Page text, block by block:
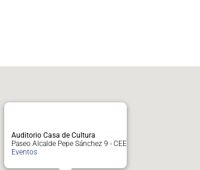
Auditorio Casa de Cultura
Paseo Alcalde Pepe Sánchez 9 - CEE
Eventos